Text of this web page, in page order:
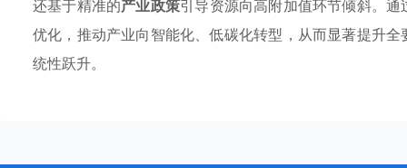
还基于精准的产业政策引导资源向高附加值环节倾斜。
优化，推动产业向智能化、低碳化转型，从而显著提升
统性跃升。